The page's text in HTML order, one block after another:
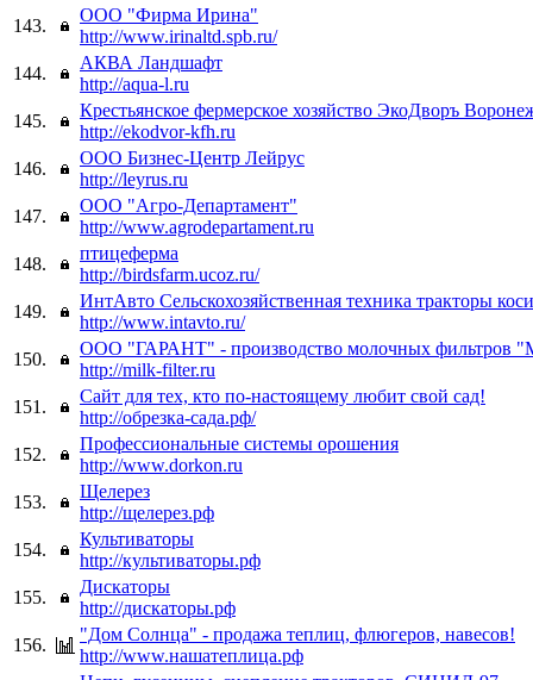
143.
ООО "Фирма Ирина"
http://www.irinaltd.spb.ru/
144.
АКВА Ландшафт
http://aqua-l.ru
145.
Крестьянское фермерское хозяйство ЭкоДворъ
http://ekodvor-kfh.ru
146.
ООО Бизнес-Центр Лейрус
http://leyrus.ru
147.
ООО "Агро-Департамент"
http://www.agrodepartament.ru
148.
птицеферма
http://birdsfarm.ucoz.ru/
149.
ИнтАвто Сельскохозяйственная техника тракторы
http://www.intavto.ru/
150.
ООО "ГАРАНТ" - производство молочных фильтров
http://milk-filter.ru
151.
Сайт для тех, кто по-настоящему любит свой сад!
http://обрезка-сада.рф/
152.
Профессиональные системы орошения
http://www.dorkon.ru
153.
Щелерез
http://щелерез.рф
154.
Культиваторы
http://культиваторы.рф
155.
Дискаторы
http://дискаторы.рф
156.
"Дом Солнца" - продажа теплиц, флюгеров, навесов!
http://www.нашатеплица.рф